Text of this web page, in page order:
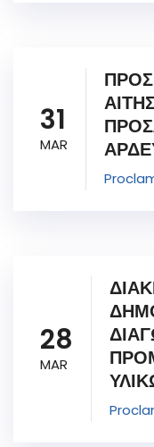
31
MAR
28
MAR